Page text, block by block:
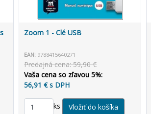
Zoom 1 - Clé USB
EAN: 9788415640271
Predajná cena: 59,90 €
Vaša cena so zľavou 5%:
56,91 € s DPH
ks